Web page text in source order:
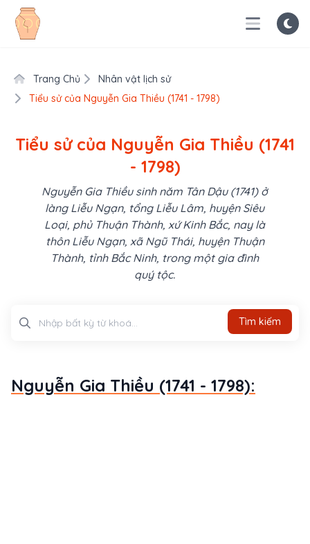
Trang Chủ
Nhân vật lịch sử
Tiểu sử của Nguyễn Gia Thiều (1741 - 1798)
Tiểu sử của Nguyễn Gia Thiều (1741
- 1798)
Nguyễn Gia Thiều sinh năm Tân Dậu (1741) ở
làng Liễu Ngạn, tổng Liễu Lâm, huyện Siêu
Loại, phủ Thuận Thành, xứ Kinh Bắc, nay là
thôn Liễu Ngạn, xã Ngũ Thái, huyện Thuận
Thành, tỉnh Bắc Ninh, trong một gia đình
quý tộc.
Tìm kiếm
Nguyễn Gia Thiều (1741 - 1798):